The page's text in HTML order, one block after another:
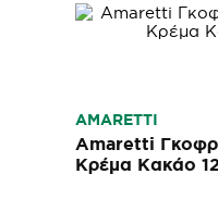
AMARETTI
Amaretti
Κρέμα Κακάο